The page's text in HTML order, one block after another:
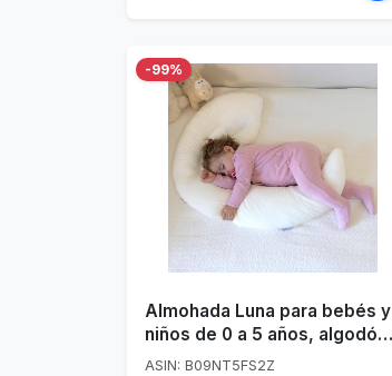
-99%
Almohada Luna para bebés y
niños de 0 a 5 años, algodón
orgánico y antiácaros
ASIN: B09NT5FS2Z